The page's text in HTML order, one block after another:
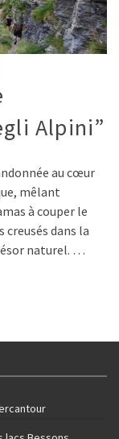
Alpini”
au cœur
mêlant
à couper le
dans la
naturel. …